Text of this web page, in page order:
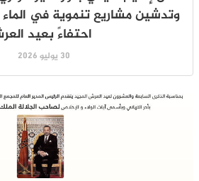
وتدشين مشاريع تنموية في الماء
احتفاءً بعيد
30 يوليو 2026